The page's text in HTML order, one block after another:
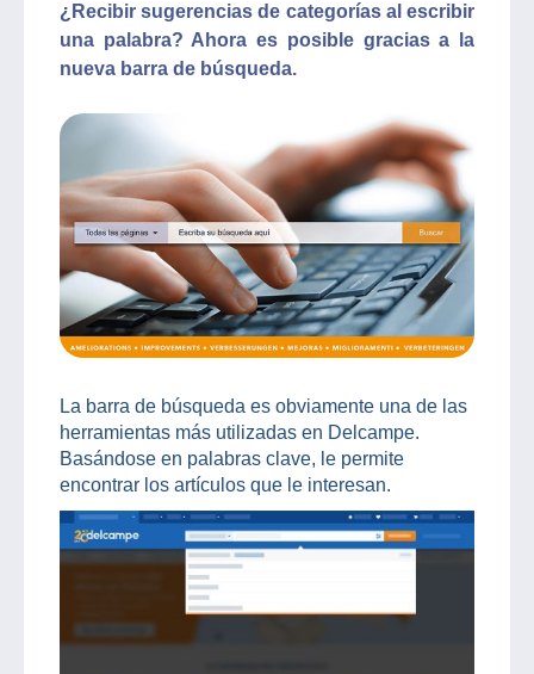
¿Recibir sugerencias de categorías al escribir
una palabra? Ahora es posible gracias a la
nueva barra de búsqueda.
La barra de búsqueda es obviamente una de las
herramientas más utilizadas en Delcampe.
Basándose en palabras clave, le permite
encontrar los artículos que le interesan.